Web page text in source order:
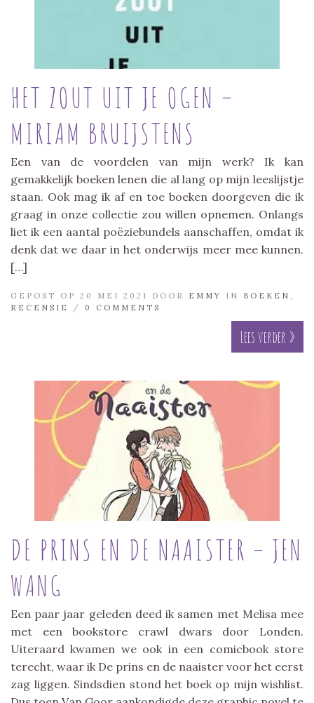
HET ZOUT UIT JE OGEN –
MIRIAM BRUIJSTENS
Een van de voordelen van mijn werk? Ik kan
gemakkelijk boeken lenen die al lang op mijn leeslijstje
staan. Ook mag ik af en toe boeken doorgeven die ik
graag in onze collectie zou willen opnemen. Onlangs
liet ik een aantal poëziebundels aanschaffen, omdat ik
denk dat we daar in het onderwijs meer mee kunnen.
[…]
GEPOST OP 20 MEI 2021 DOOR EMMY IN BOEKEN
RECENSIE
/ 0 COMMENTS
Lees verder »
DE PRINS EN DE NAAISTER – JEN
WANG
Een paar jaar geleden deed ik samen met Melisa mee
met een bookstore crawl dwars door Londen.
Uiteraard kwamen we ook in een comicbook store
terecht, waar ik De prins en de naaister voor het eerst
zag liggen. Sindsdien stond het boek op mijn wishlist.